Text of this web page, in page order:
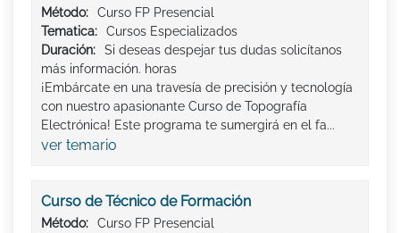
Método:
Curso FP Presencial
Tematica:
Cursos Especializados
Duración:
Si deseas despejar tus dudas solicítanos
más información. horas
¡Embárcate en una travesía de precisión y tecnología
con nuestro apasionante Curso de Topografía
Electrónica! Este programa te sumergirá en el fa...
ver temario
Curso de Técnico de Formación
Método:
Curso FP Presencial